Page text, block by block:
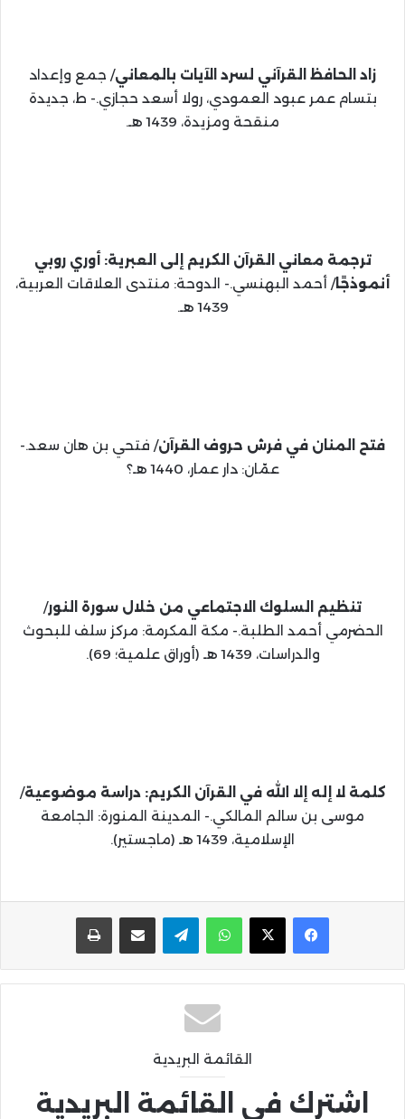
زاد الحافظ القرآني لسرد الآيات بالمعاني/ جمع وإعداد
بتسام عمر عبود العمودي، رولا أسعد حجازي.- ط، جديدة
منقحة ومزيدة، 1439 هـ.
ترجمة معاني القرآن الكريم إلى العبرية: أوري روبي
أنموذجًا/ أحمد البهنسي.- الدوحة: منتدى العلاقات العربية،
1439 هـ.
فتح المنان في فرش حروف القرآن/ فتحي بن هان سعد.-
عمّان: دار عمار، 1440 هـ؟
تنظيم السلوك الاجتماعي من خلال سورة النور/
الحضرمي أحمد الطلبة.- مكة المكرمة: مركز سلف للبحوث
والدراسات، 1439 هـ (أوراق علمية؛ 69).
كلمة لا إله إلا الله في القرآن الكريم: دراسة موضوعية/
موسى بن سالم المالكي.- المدينة المنورة: الجامعة
الإسلامية، 1439 هـ (ماجستير).
واتساب تيلقرام مشاركة عبر البريد
القائمة البريدية
اشترك في القائمة البريدية